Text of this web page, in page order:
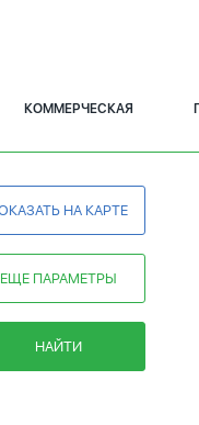
КОММЕРЧЕСКАЯ
НА КАРТЕ
ЕЩЕ ПАРАМЕТРЫ
НАЙТИ